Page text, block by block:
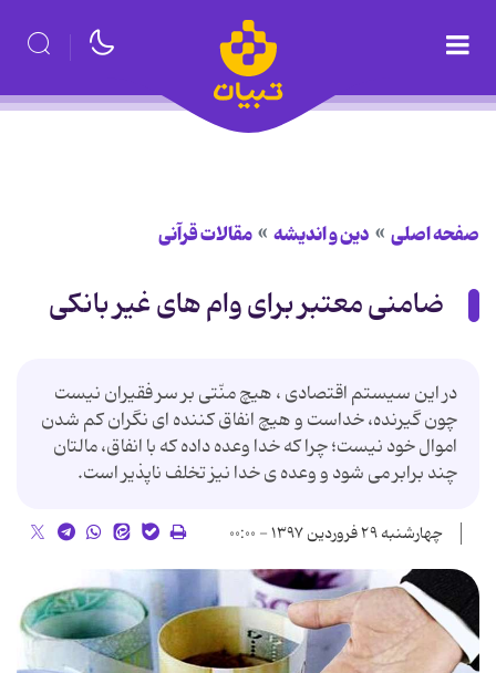
صفحه اصلی دین و اندیشه مقالات قرآنی
ضامنی معتبر برای وام­ های غیر بانکی
در این سیستم اقتصادی ، هیچ منّتی بر سر فقیران نیست
چون گیرنده، خداست و هیچ انفاق کننده ای نگران کم شدن
اموال خود نیست؛ چرا که خدا وعده داده که با انفاق، مالتان
چند برابر می شود و وعده ی خدا نیز تخلف ناپذیر است.
چهارشنبه ۲۹ فروردین ۱۳۹۷ - ۰۰:۰۰